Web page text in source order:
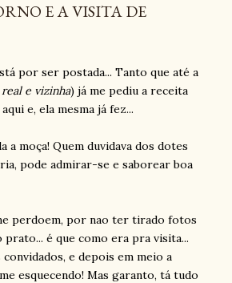
E A VISITA DE
por ser postada... Tanto que até a
e vizinha) já me pediu a receita
e, ela mesma já fez...
a moça! Quem duvidava dos dotes
pode admirar-se e saborear boa
perdoem, por nao ter tirado fotos
é que como era pra visita...
e depois em meio a
esquecendo! Mas garanto, tá tudo